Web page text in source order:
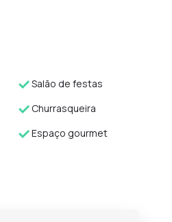
Salão de festas
Churrasqueira
Espaço gourmet